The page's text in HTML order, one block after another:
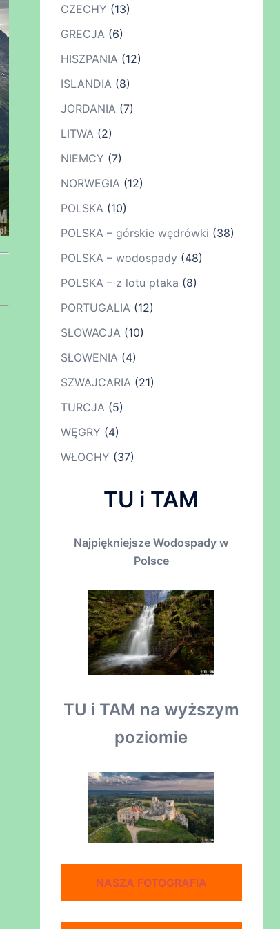
CZECHY (13)
GRECJA(6)
HISZPANIA(12)
ISLANDIA(8)
JORDANIA(7)
LITWA(2)
NIEMCY (7)
NORWEGIA(12)
POLSKA(10)
POLSKA – górskie wędrówki (38)
POLSKA – wodospady (48)
POLSKA – z lotu ptaka (8)
PORTUGALIA(12)
SŁOWACJA(10)
SŁOWENIA(4)
SZWAJCARIA(21)
TURCJA(5)
WĘGRY (4)
WŁOCHY (37)
TU i TAM
Najpiękniejsze Wodospady w
Polsce
TU i TAM na wyższym
poziomie
NASZA FOTOGRAFIA